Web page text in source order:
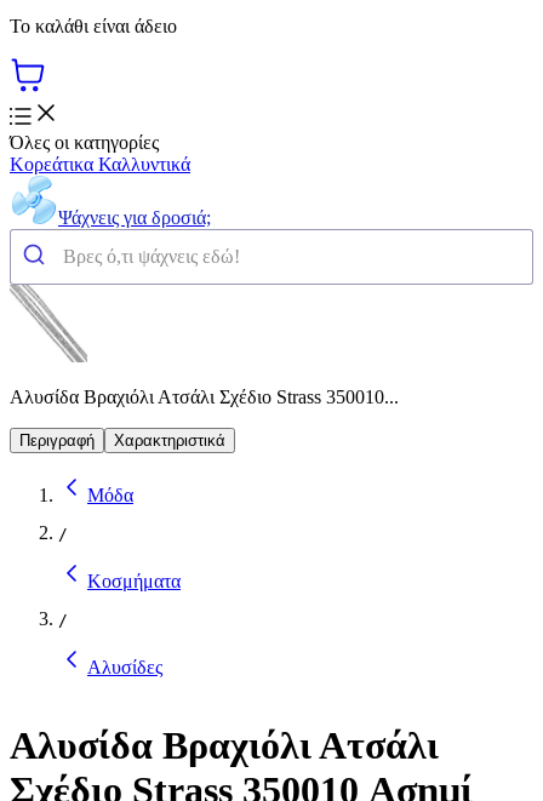
Το καλάθι είναι άδειο
Όλες οι κατηγορίες
Κορεάτικα Καλλυντικά
Ψάχνεις για δροσιά;
Αλυσίδα Βραχιόλι Ατσάλι Σχέδιο Strass 350010...
Περιγραφή Χαρακτηριστικά
Μόδα
/
Κοσμήματα
/
Αλυσίδες
Αλυσίδα Βραχιόλι Ατσάλι
Σχέδιο Strass 350010 Ασημί